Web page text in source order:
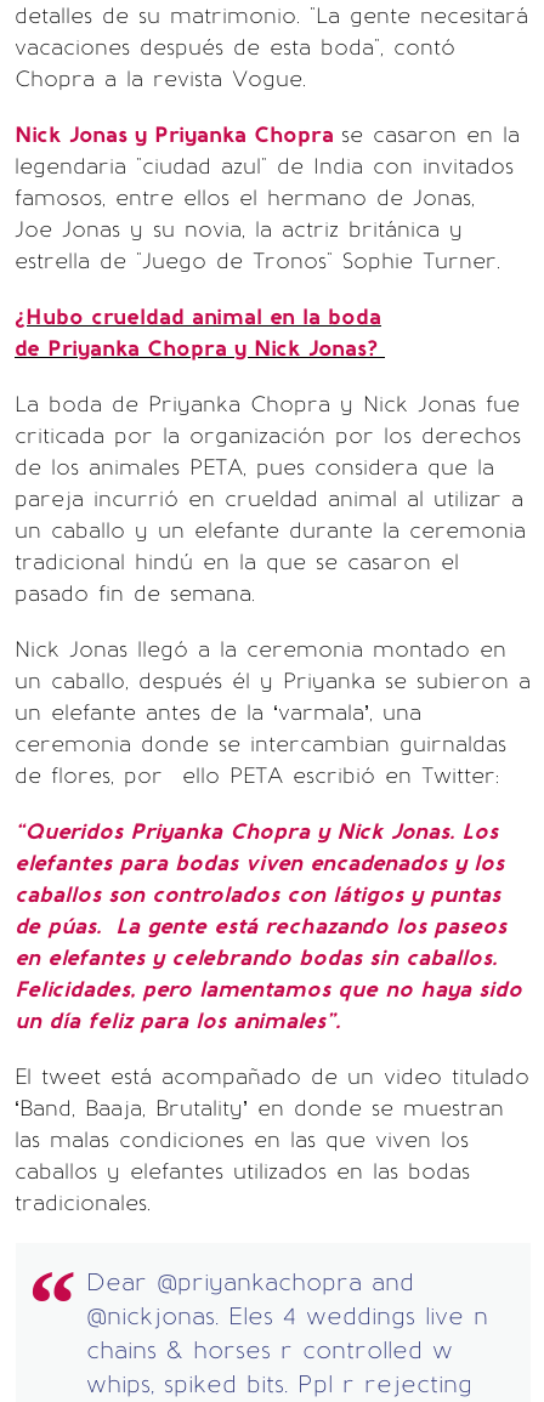
detalles de su matrimonio. "La gente necesitará
vacaciones después de esta boda", contó
Chopra a la revista Vogue.
Nick Jonas y Priyanka Chopra se casaron en la
legendaria "ciudad azul" de India con invitados
famosos, entre ellos el hermano de Jonas,
Joe Jonas y su novia, la actriz británica y
estrella de "Juego de Tronos" Sophie Turner.
¿Hubo crueldad animal en la boda
de Priyanka Chopra y Nick Jonas?
La boda de Priyanka Chopra y Nick Jonas fue
criticada por la organización por los derechos
de los animales PETA, pues considera que la
pareja incurrió en crueldad animal al utilizar a
un caballo y un elefante durante la ceremonia
tradicional hindú en la que se casaron el
pasado fin de semana.
Nick Jonas llegó a la ceremonia montado en
un caballo, después él y Priyanka se subieron a
un elefante antes de la ‘varmala’, una
ceremonia donde se intercambian guirnaldas
de flores, por ello PETA escribió en Twitter:
“Queridos Priyanka Chopra y Nick Jonas. Los
elefantes para bodas viven encadenados y los
caballos son controlados con látigos y puntas
de púas.
La gente está rechazando los paseos
en elefantes y celebrando bodas sin caballos.
Felicidades, pero lamentamos que no haya sido
un día feliz para los animales”.
El tweet está acompañado de un video titulado
‘Band, Baaja, Brutality’ en donde se muestran
las malas condiciones en las que viven los
caballos y elefantes utilizados en las bodas
tradicionales.
Dear @priyankachopra and
@nickjonas. Eles 4 weddings live n
chains & horses r controlled w
whips, spiked bits. Ppl r rejecting